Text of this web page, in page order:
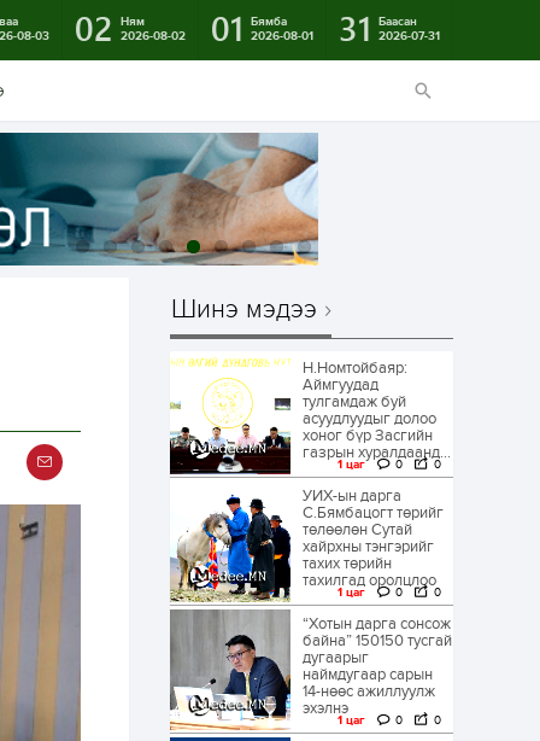
08-03
02
Ням
2026-08-02
01
Бямба
2026-08-01
31
Баасан
2026-07-31
Шинэ мэдээ
Н.Номтойбаяр:
Аймгуудад
тулгамдаж буй
асуудлуудыг долоо
хоног бүр Засгийн
газрын хуралдаанд...
1 цаг 0 0
УИХ-ын дарга
С.Бямбацогт төрийг
төлөөлөн Сутай
хайрхны тэнгэрийг
тахих төрийн
тахилгад оролцлоо
1 цаг 0 0
“Хотын дарга сонсож
байна” 150150 тусгай
дугаарыг
наймдугаар сарын
14-нөөс ажиллуулж
эхэлнэ
1 цаг 0 0